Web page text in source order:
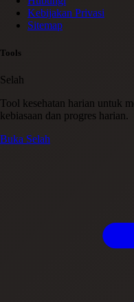
Kebijakan Privasi
Sitemap
Tools
Selah
Tool kesehatan harian untuk
kebiasaan dan progres harian.
Buka Selah